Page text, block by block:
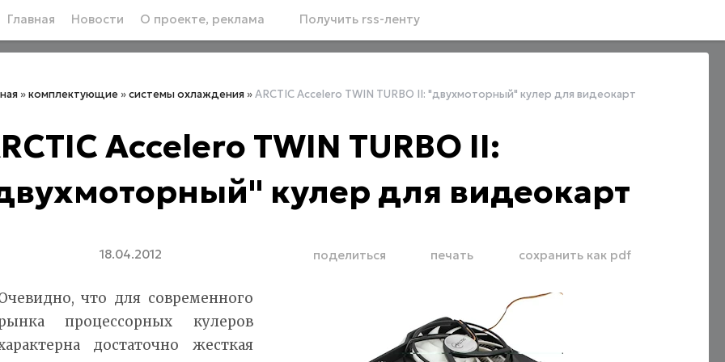
Главная Новости О проекте, реклама Получить rss-ленту
»комплектующие »системы охлаждения »ARCTIC Accelero TWIN TURBO II: "двухмоторный" кулер для видеокарт
Accelero TWIN TURBO II:
кулер для видеокарт
18.04.2012 поделиться печать сохранить как pdf
что для современного
процессорных кулеров
достаточно жесткая